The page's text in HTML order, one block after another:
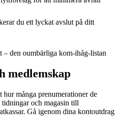
du ett lyckat avslut på ditt
– den oumbärliga kom-ihåg-listan
medlemskap
många prenumerationer de
och magasin till
Gå igenom dina kontoutdrag